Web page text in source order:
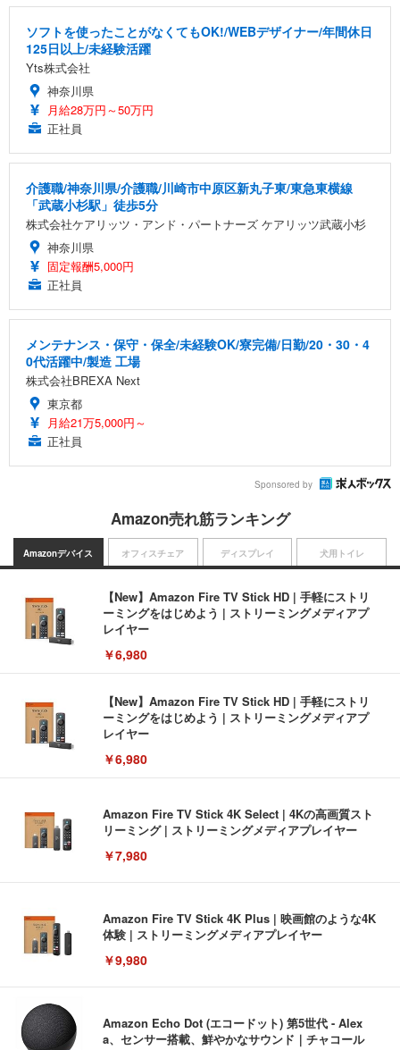
ソフトを使ったことがなくてもOK!/WEBデザイナー/年間休日
125日以上/未経験活躍
Yts株式会社
神奈川県
月給28万円～50万円
正社員
介護職/神奈川県/介護職/川崎市中原区新丸子東/東急東横線
「武蔵小杉駅」徒歩5分
株式会社ケアリッツ・アンド・パートナーズ ケアリッツ武蔵小杉
神奈川県
固定報酬5,000円
正社員
メンテナンス・保守・保全/未経験OK/寮完備/日勤/20・30・4
0代活躍中/製造 工場
株式会社BREXA Next
東京都
月給21万5,000円～
正社員
Sponsored by
Amazon売れ筋ランキング
Amazonデバイス
【New】Amazon Fire TV Stick HD | 手軽にストリ
ーミングをはじめよう | ストリーミングメディアプ
レイヤー
￥6,980
【New】Amazon Fire TV Stick HD | 手軽にストリ
ーミングをはじめよう | ストリーミングメディアプ
レイヤー
￥6,980
Amazon Fire TV Stick 4K Select | 4Kの高画質スト
リーミング | ストリーミングメディアプレイヤー
￥7,980
Amazon Fire TV Stick 4K Plus | 映画館のような4K
体験 | ストリーミングメディアプレイヤー
￥9,980
Amazon Echo Dot (エコードット) 第5世代 - Alex
a、センサー搭載、鮮やかなサウンド｜チャコール
オフィスチェア ディスプレイ 犬用トイレ